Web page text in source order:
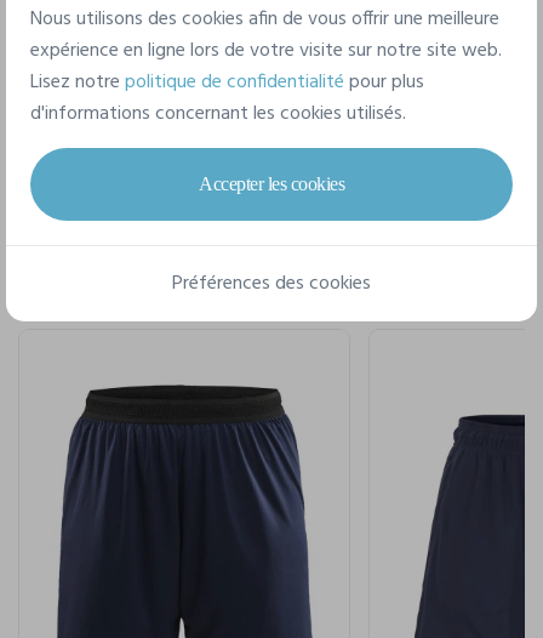
Pour un style complet
Nous utilisons des cookies afin de vous offrir une meilleure
expérience en ligne lors de votre visite sur notre site web.
Lisez notrepolitique de confidentialitépour plus
d'informations concernant les cookies utilisés.
Accepter les cookies
Préférences des cookies